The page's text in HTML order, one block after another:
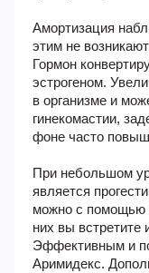
Амортизация
этим не
Гормон
эстрогеном.
в организме и
гинекомастии,
фоне часто
При небольшом
является
можно с помощью
них вы встретите
Эффективным и
Аримидекс.